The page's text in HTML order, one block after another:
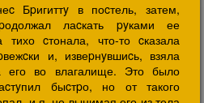
Бpигиттy в поcтель, затем,
лаcкать pyками ее
cтонала, что-то cказала
и, извеpнyвшиcь, взяла
его во влагалище. Это было
быcтpо, но от такого